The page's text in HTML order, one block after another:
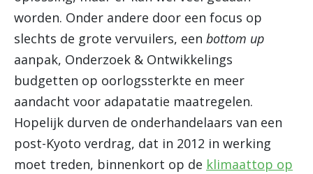
worden. Onder andere door een focus op
slechts de grote vervuilers, een bottom up
aanpak, Onderzoek & Ontwikkelings
budgetten op oorlogssterkte en meer
aandacht voor adapatatie maatregelen.
Hopelijk durven de onderhandelaars van een
post-Kyoto verdrag, dat in 2012 in werking
moet treden, binnenkort op de klimaattop op